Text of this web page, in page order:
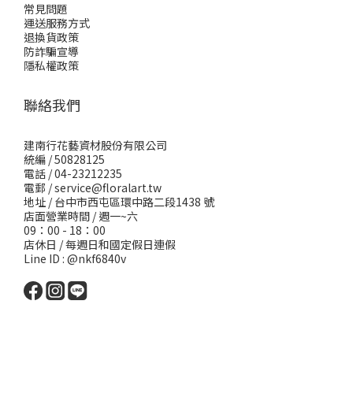
常見問題
運送服務方式
退換貨政策
防詐騙宣導
隱私權政策
聯絡我們
建南行花藝資材股份有限公司
統編 / 50828125
電話 / 04-23212235
電郵 /service@floralart.tw
地址 / 台中市西屯區環中路二段1438 號
店面營業時間 / 週一~六
09：00 - 18：00
店休日 / 每週日和國定假日連假
Line ID : @nkf6840v